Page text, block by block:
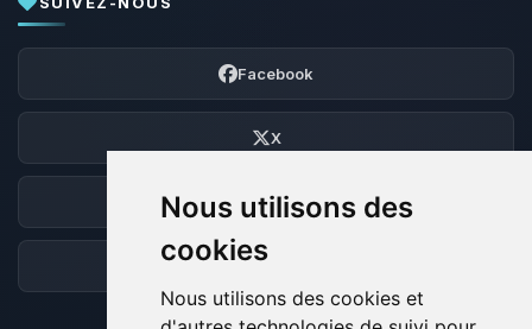
Nous utilisons des
cookies
Nous utilisons des cookies et
Facebook
X
Discord
Forum